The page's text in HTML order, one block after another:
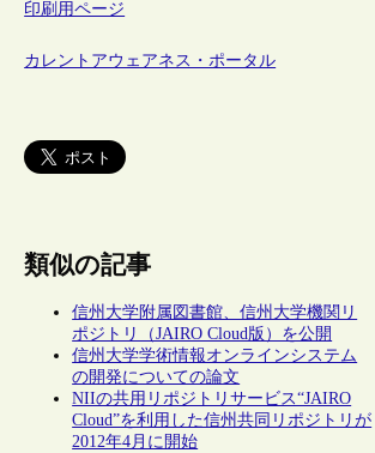
印刷用ページ
カレントアウェアネス・ポータル
類似の記事
信州大学附属図書館、信州大学機関リ
ポジトリ（JAIRO Cloud版）を公開
信州大学学術情報オンラインシステム
の開発についての論文
NIIの共用リポジトリサービス“JAIRO
Cloud”を利用した信州共同リポジトリが
2012年4月に開始